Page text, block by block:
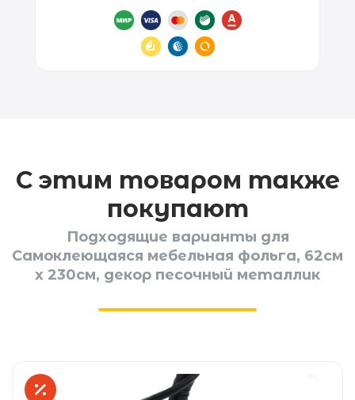
С этим товаром также
покупают
Подходящие варианты для
Самоклеющаяся мебельная фольга, 62см
x 230см, декор песочный металлик